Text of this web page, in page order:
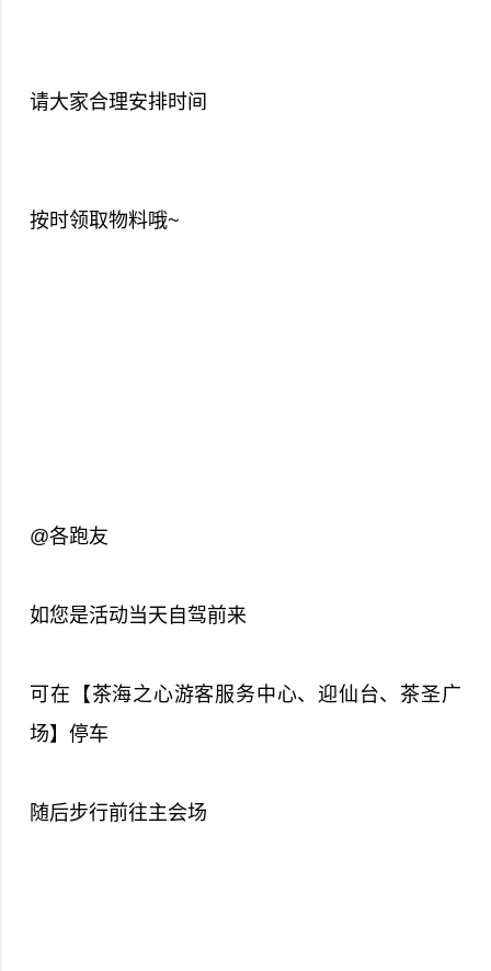
请大家合理安排时间
按时领取物料哦~
@各跑友
如您是活动当天自驾前来
可在【茶海之心游客服务中心、迎仙台、茶圣广
场】停车
随后步行前往主会场